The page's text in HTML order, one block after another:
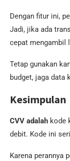
Dengan fitur ini,
Jadi, jika ada
cepat mengambil
Tetap gunakan
budget, jaga data
Kesimpulan
CVV adalah kode
debit. Kode ini
Karena perannya